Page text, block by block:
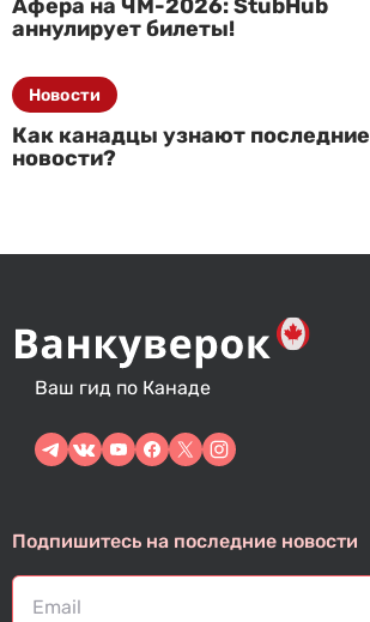
Афера на ЧМ-2026: StubHub
аннулирует билеты!
Как канадцы узнают последние
новости?
Новости
Ваш гид по Канаде
Подпишитесь на последние новости